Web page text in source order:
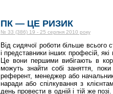
ПК — ЦЕ РИЗИК
№ 33 (386) 19 - 25 серпня 2010 року
Від сидячої роботи більше всього
і представники інших професій,
Це вони першими вибігають в
можуть знайти собі заняття,
референт, менеджер або начальник
наради або спілкування з
день провести в одній і тій же